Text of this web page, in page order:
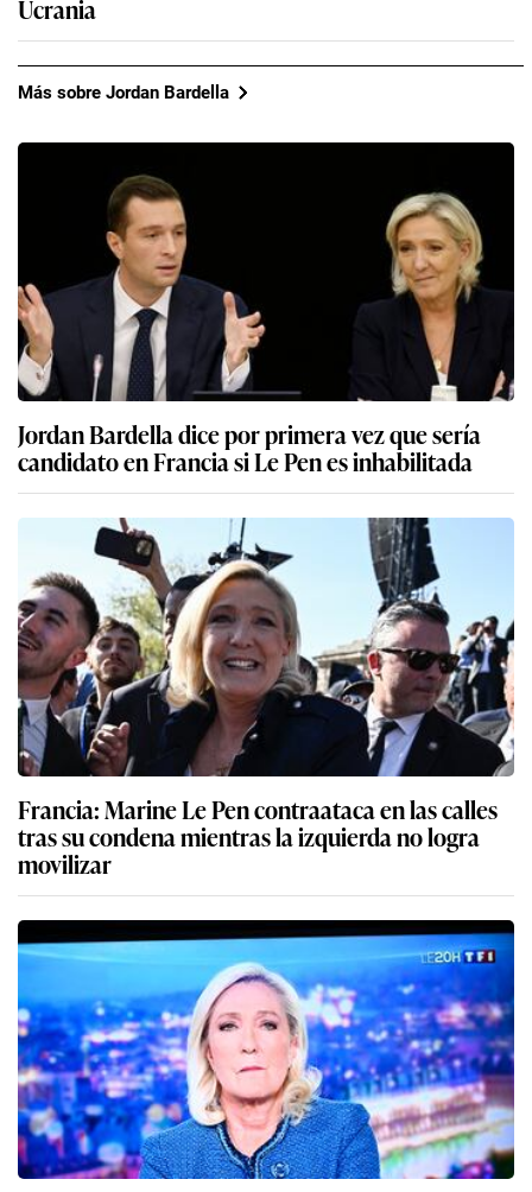
Ucrania
Más sobre Jordan Bardella
Jordan Bardella dice por primera vez que sería
candidato en Francia si Le Pen es inhabilitada
Francia: Marine Le Pen contraataca en las calles
tras su condena mientras la izquierda no logra
movilizar